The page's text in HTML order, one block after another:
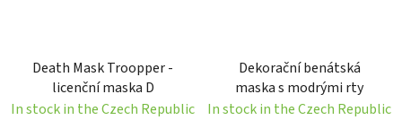
Death Mask Troopper -
licenční maska D
In stock in the Czech Republic
Dekorační benátská
maska s modrými rty
In stock in the Czech Republic